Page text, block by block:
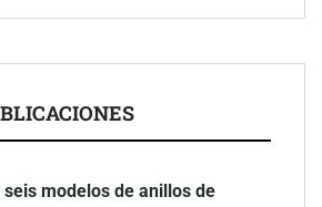
modelos de anillos de